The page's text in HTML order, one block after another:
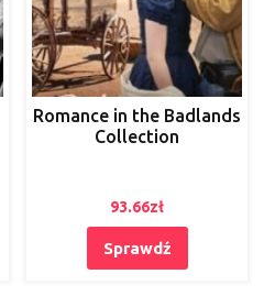
Romance in the Badlands
Collection
93.66zł
Sprawdź